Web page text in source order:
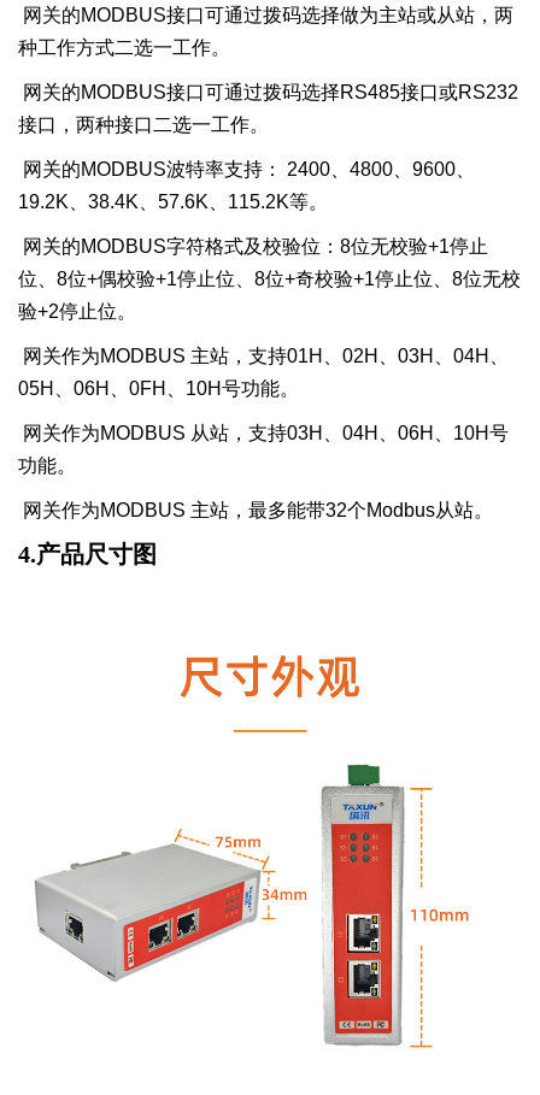
网关的MODBUS接口可通过拨码选择做为主站或从站，两
种工作方式二选一工作。
网关的MODBUS接口可通过拨码选择RS485接口或RS232
接口，两种接口二选一工作。
网关的MODBUS波特率支持： 2400 4800 9600
19.2K
38.4K 57.6K 115.2K等。
网关的MODBUS字符格式及校验位： 8位无校验+1停止
位、 8位+偶校验+1停止位、 8位+奇校验+1停止位、 8位无校
验+2停止位。
网关作为MODBUS 主站，支持01H 02H 03H 04H
05H
06H 0FH 10H号功能。
网关作为MODBUS 从站，支持03H 04H 06H 10H号
功能。
网关作为MODBUS 主站，最多能带32个Modbus从站。
4.产品尺寸图